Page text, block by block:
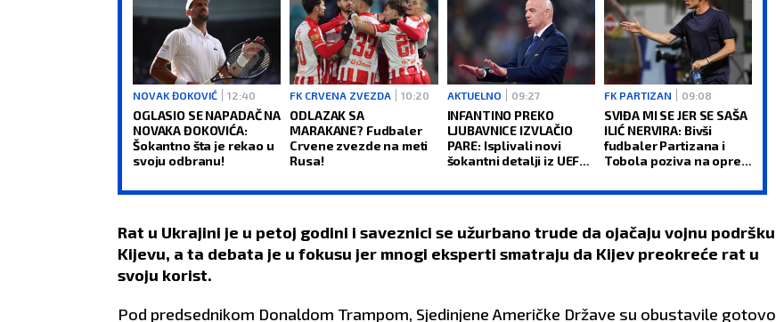
NOVAK ĐOKOVIĆ 12:40
OGLASIO SE NAPADAČ NA
NOVAKA ĐOKOVIĆA:
Šokantno šta je rekao u
svoju odbranu!
FK CRVENA ZVEZDA 10:20
ODLAZAK SA
MARAKANE? Fudbaler
Crvene zvezde na meti
Rusa!
AKTUELNO 09:27
INFANTINO PREKO
LJUBAVNICE IZVLAČIO
PARE: Isplivali novi
šokantni detalji iz UEFA i
FK PARTIZAN 09:08
SVIĐA MI SE JER SE SAŠA
ILIĆ NERVIRA: Bivši
fudbaler Partizana i
Tobola poziva na oprez
Rat u Ukrajini je u petoj godini i saveznici se užurbano trude da ojačaju vojnu podršku
Kijevu, a ta debata je u fokusu jer mnogi eksperti smatraju da Kijev preokreće rat u
svoju korist.
Pod predsednikom Donaldom Trampom, Sjedinjene Američke Države su obustavile gotovo